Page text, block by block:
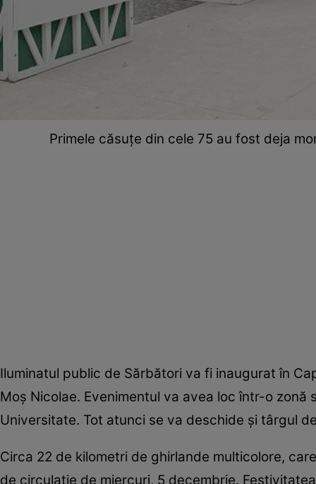
Primele căsuţe din cele 75 au fost deja
Iluminatul public de Sărbători va fi inaugurat în
Moş Nicolae. Evenimentul va avea loc într-o
Universitate. Tot atunci se va deschide şi târgul
Circa 22 de kilometri de ghirlande multicolore,
de circulaţie de miercuri, 5 decembrie.